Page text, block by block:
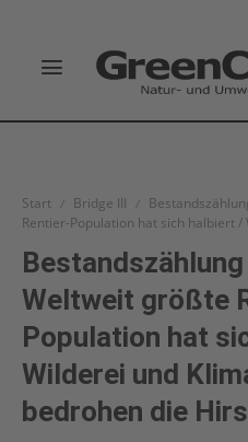
Start Bridge III
Rentier-Population hat sich halbiert /
Weltweit größte
Population hat
Wilderei und
bedrohen die